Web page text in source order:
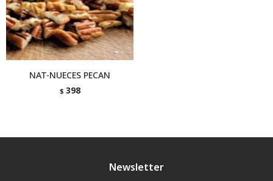
NAT-NUECES PECAN
$ 398
Newsletter